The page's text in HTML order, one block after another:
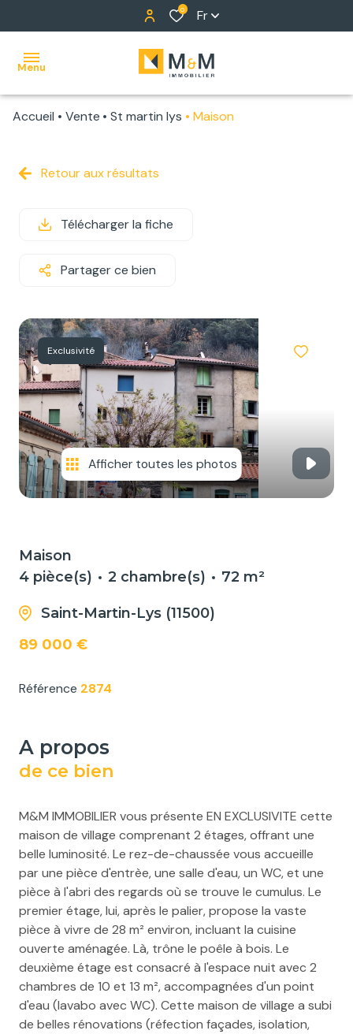
0 Fr
Menu
NOS
ALERTE
ÉQUIPE
NOS
SERVICES
NOUS
CONTACTER
Accueil Vente St martin lys Maison
Retour aux résultats
Télécharger la fiche
Partager ce bien
Exclusivité
Afficher toutes les photos
Maison
4 pièce(s)
2 chambre(s) 72 m²
Saint-Martin-Lys (11500)
89 000 €
Référence 2874
a propos
de ce bien
M&M IMMOBILIER vous présente EN EXCLUSIVITE cette
maison de village comprenant 2 étages, offrant une
belle luminosité. Le rez-de-chaussée vous accueille
par une pièce d'entrèe, une salle d'eau, un WC, et une
pièce à l'abri des regards où se trouve le cumulus. Le
premier étage, lui, après le palier, propose la vaste
pièce à vivre de 28 m² environ, incluant la cuisine
ouverte aménagée. Là, trône le poêle à bois. Le
deuxième étage est consacré à l'espace nuit avec 2
chambres de 10 et 13 m², accompagnées d'un point
d'eau (lavabo avec WC). Cette maison de village a subi
de belles rénovations (réfection façades, isolation,